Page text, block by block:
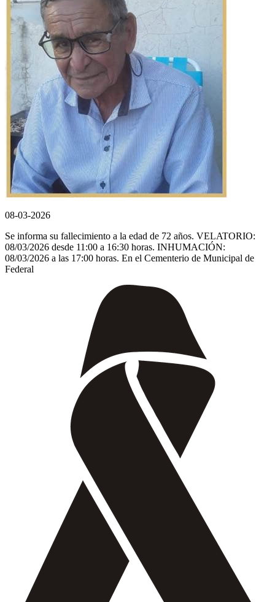
08-03-2026
Se informa su fallecimiento a la edad de 72 años. VELATORIO:
08/03/2026 desde 11:00 a 16:30 horas. INHUMACIÓN:
08/03/2026 a las 17:00 horas. En el Cementerio de Municipal de
Federal